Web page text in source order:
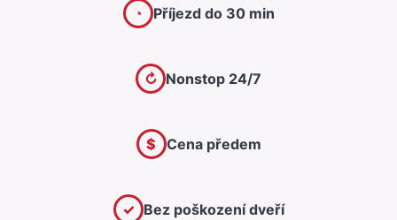
◔ Příjezd do 30 min
↻ Nonstop 24/7
$ Cena předem
✓ Bez poškození dveří